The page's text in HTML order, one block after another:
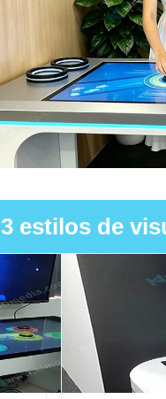
3 estilos de